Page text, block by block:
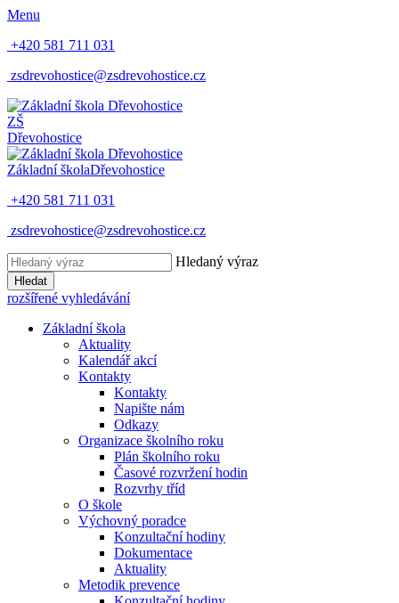
Menu
+420 581 711 031
zsdrevohostice@zsdrevohostice.cz
ZŠ
Dřevohostice
Základní školaDřevohostice
+420 581 711 031
zsdrevohostice@zsdrevohostice.cz
Hledaný výraz
Hledat
rozšířené vyhledávání
Základní škola
Aktuality
Kalendář akcí
Kontakty
Kontakty
Napište nám
Odkazy
Organizace školního roku
Plán školního roku
Časové rozvržení hodin
Rozvrhy tříd
O škole
Výchovný poradce
Konzultační hodiny
Dokumentace
Aktuality
Metodik prevence